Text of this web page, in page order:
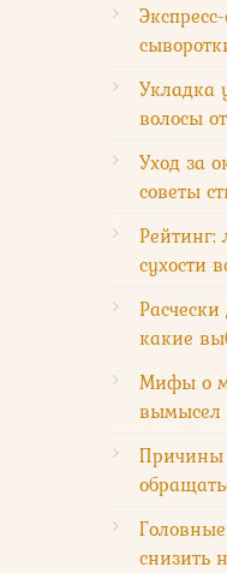
Укладка
волосы
Уход за
советы
Рейтинг:
сухости
какие
Мифы о
вымысел
Причины
снизить